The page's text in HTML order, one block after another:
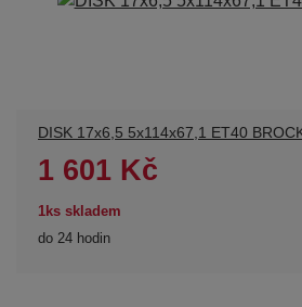
DISK 17x6,5 5x114x67,1 ET40
1 601 Kč
1ks skladem
do 24 hodin